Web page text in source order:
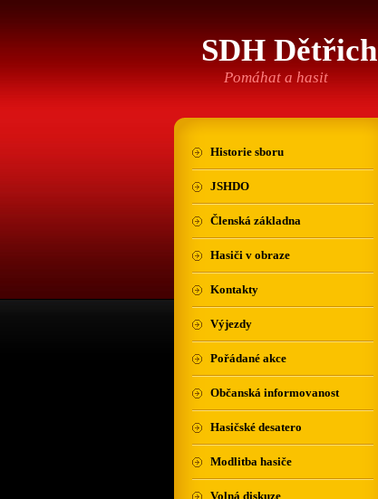
SDH
Pomáhat a hasit
Historie sboru
JSHDO
Členská základna
Hasiči v obraze
Kontakty
Výjezdy
Pořádané akce
Občanská informovanost
Hasičské desatero
Modlitba hasiče
Volná diskuze